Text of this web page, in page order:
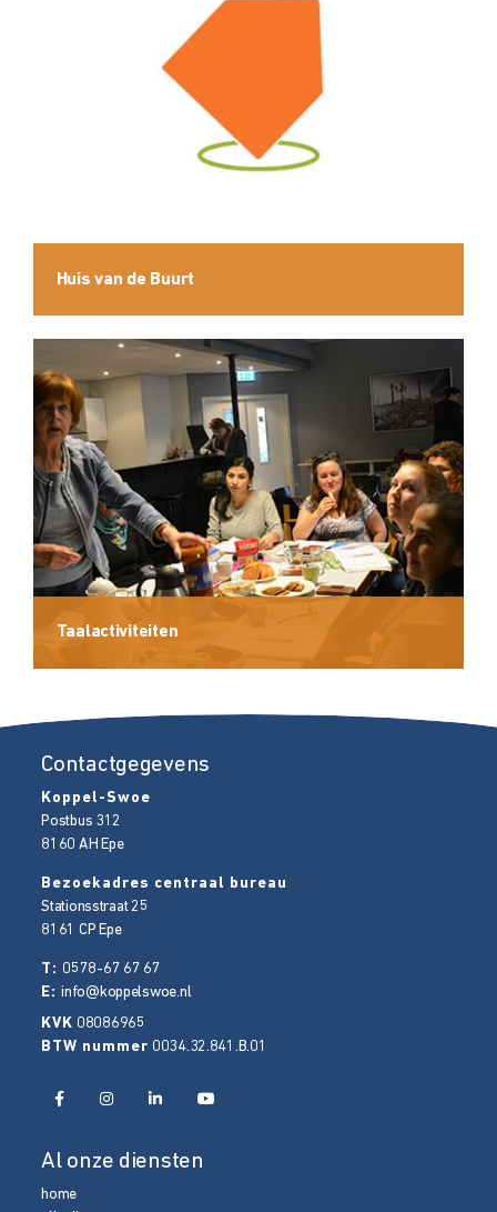
Huis van de Buurt
Taalactiviteiten
Contactgegevens
Koppel-Swoe
Postbus 312
8160 AH Epe
Bezoekadres centraal bureau
Stationsstraat 25
8161 CP Epe
T: 0578-67 67 67
E:info@koppelswoe.nl
KVK 08086965
BTW nummer 0034.32.841.B.01
Al onze diensten
home